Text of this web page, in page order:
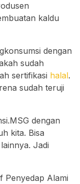
kaldu
dengan
sudah
sertifikasi halal.
sudah teruji
dengan
kita. Bisa
Jadi
Penyedap Alami